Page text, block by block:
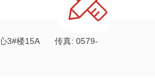
3#楼15A 传真: 0579-